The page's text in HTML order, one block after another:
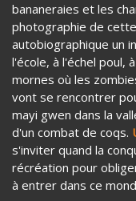
bananeraies et les
photographie de cette
autobiographique un
l'école, à l'échel poul,
mornes où les
vont se rencontrer
mayi gwen dans la
d'un combat de coqs.
s'inviter quand la
récréation pour
à entrer dans ce